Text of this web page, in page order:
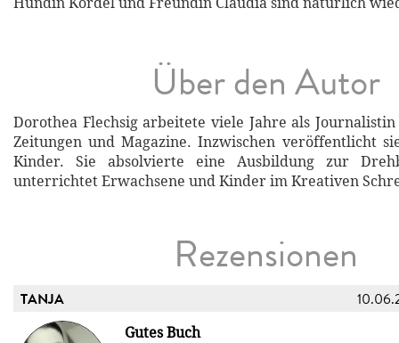
Über den Autor
Dorothea Flechsig arbeitete viele Jahre als
Zeitungen und Magazine. Inzwischen veröffentlicht
Kinder. Sie absolvierte eine Ausbildung zur
unterrichtet Erwachsene und Kinder im Kreativen
Rezensionen
TANJA
Gutes Buch